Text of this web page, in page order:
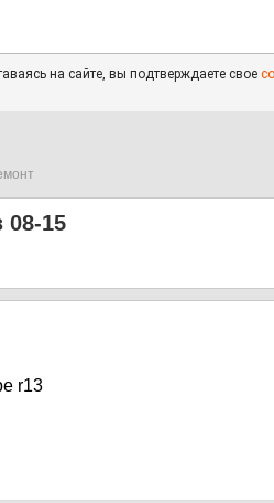
на сайте, вы подтверждаете свое
08-15
r13